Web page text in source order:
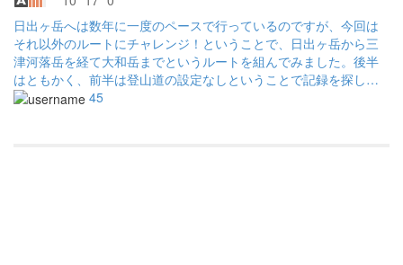
日出ヶ岳へは数年に一度のペースで行っているのですが、今回は
それ以外のルートにチャレンジ！ということで、日出ヶ岳から三
津河落岳を経て大和岳までというルートを組んでみました。後半
はともかく、前半は登山道の設定なしということで記録を探しま
したが、ほぼゼロ…。 歩きやすそうな稜線なのになぜ道がついて
45